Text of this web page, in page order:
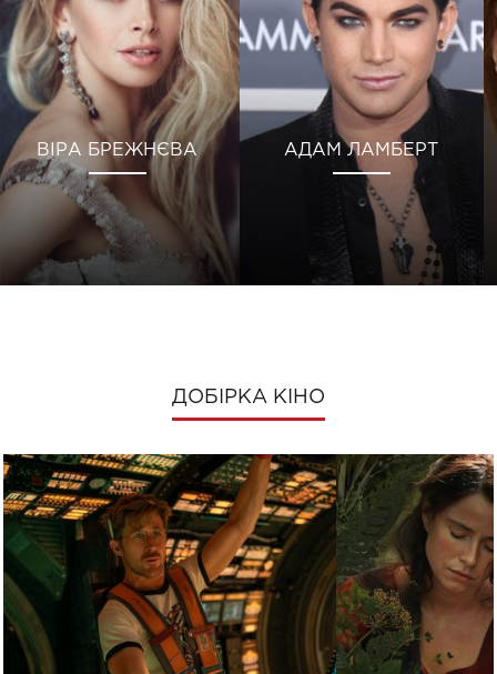
ВІРА БРЕЖНЄВА АДАМ ЛАМБЕРТ
ДОБІРКА КІНО